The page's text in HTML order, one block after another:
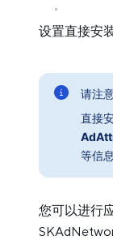
设置直接安
请注
直接
等信息
您可以进行